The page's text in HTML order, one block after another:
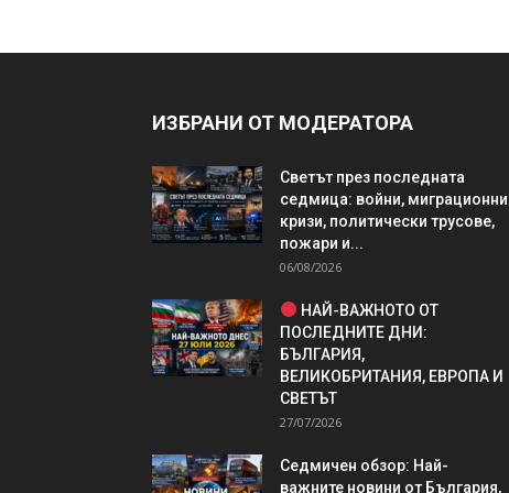
ИЗБРАНИ ОТ МОДЕРАТОРА
Светът през последната
седмица: войни, миграционни
кризи, политически трусове,
пожари и...
06/08/2026
НАЙ-ВАЖНОТО ОТ
ПОСЛЕДНИТЕ ДНИ:
БЪЛГАРИЯ,
ВЕЛИКОБРИТАНИЯ, ЕВРОПА И
СВЕТЪТ
27/07/2026
Седмичен обзор: Най-
важните новини от България,